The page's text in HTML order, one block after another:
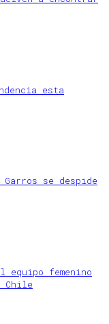
esta
se despide
equipo femenino
Chile